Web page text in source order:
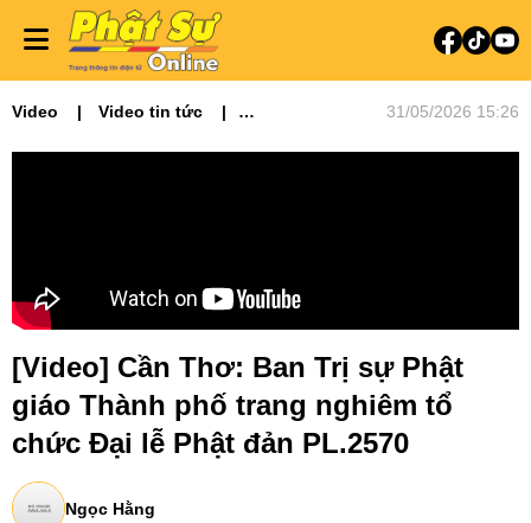
Video
Video tin tức
31/05/2026 15:26
[Video] Cần Thơ: Ban Trị sự Phật
giáo Thành phố trang nghiêm tổ
chức Đại lễ Phật đản PL.2570
Ngọc Hằng